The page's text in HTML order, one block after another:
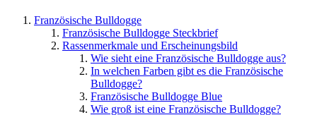
Französische Bulldogge
Französische Bulldogge Steckbrief
Rassenmerkmale und Erscheinungsbild
Wie sieht eine Französische Bulldogge aus?
In welchen Farben gibt es die Französische
Bulldogge?
Französische Bulldogge Blue
Wie groß ist eine Französische Bulldogge?